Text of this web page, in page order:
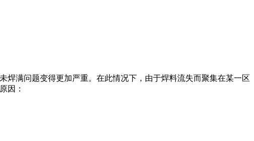
满问题变得更加严重。在此情况下，由于焊料流失而聚集在某一区
因：